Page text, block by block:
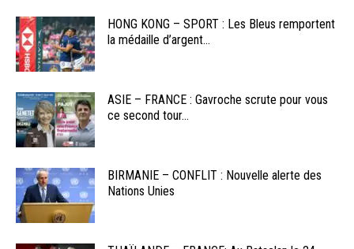
HONG KONG – SPORT : Les Bleus remportent
la médaille d’argent...
ASIE – FRANCE : Gavroche scrute pour vous
ce second tour...
BIRMANIE – CONFLIT : Nouvelle alerte des
Nations Unies